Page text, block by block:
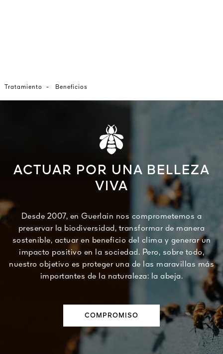
Tratamiento - Beneficios
ACTUAR POR UNA BELLEZA
VIVA
Desde 2007, en Guerlain nos comprometemos a
preservar la biodiversidad, transformar de manera
sostenible, actuar en beneficio del clima y generar un
impacto positivo en la sociedad. Pero, sobre todo,
nuestro objetivo es proteger una de las maravillas más
importantes de la naturaleza: la abeja.
COMPROMISO